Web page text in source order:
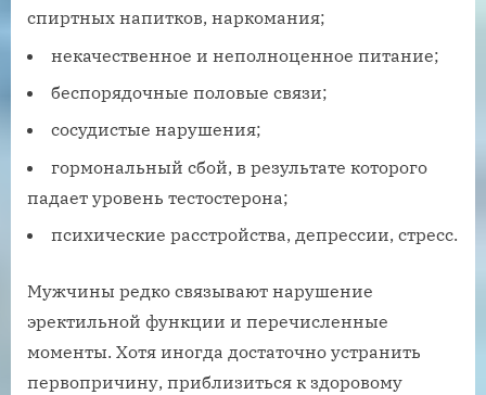
спиртных напитков, наркомания;
некачественное и неполноценное питание;
беспорядочные половые связи;
сосудистые нарушения;
гормональный сбой, в результате которого
падает уровень тестостерона;
психические расстройства, депрессии, стресс.
Мужчины редко связывают нарушение
эректильной функции и перечисленные
моменты. Хотя иногда достаточно устранить
первопричину, приблизиться к здоровому